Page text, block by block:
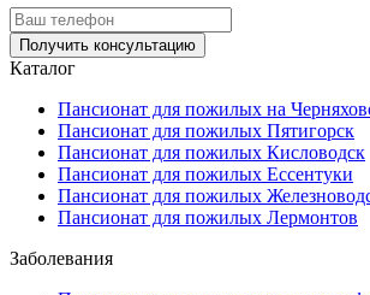
Получить консультацию
Каталог
Пансионат для пожилых на
Пансионат для пожилых Пятигорск
Пансионат для пожилых Кисловодск
Пансионат для пожилых Ессентуки
Пансионат для пожилых
Пансионат для пожилых Лермонтов
Заболевания